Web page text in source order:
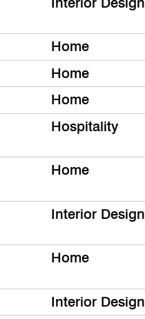
Home
Home
Home
Hospitality
Home
Interior Design
Home
Interior Design